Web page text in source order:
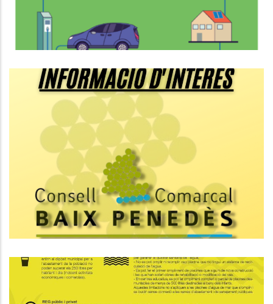
Nou Servei Per A Empreses De
Municipis Rurals Del Baix Penedès
Ocupació